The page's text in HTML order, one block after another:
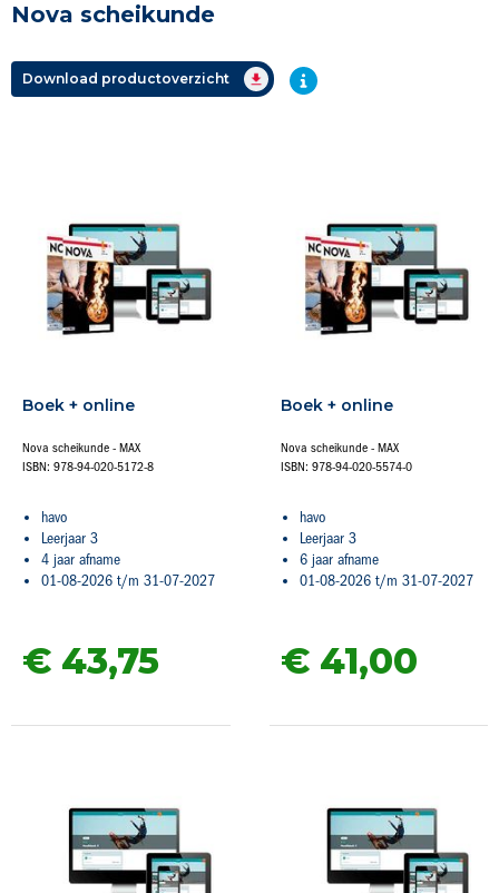
Nova scheikunde
Download productoverzicht
Boek + online
Nova scheikunde - MAX
ISBN: 978-94-020-5172-8
havo
Leerjaar 3
4 jaar afname
01-08-2026 t/m 31-07-2027
€ 43,75
Boek + online
Nova scheikunde - MAX
ISBN: 978-94-020-5574-0
havo
Leerjaar 3
6 jaar afname
01-08-2026 t/m 31-07-2027
€ 41,00